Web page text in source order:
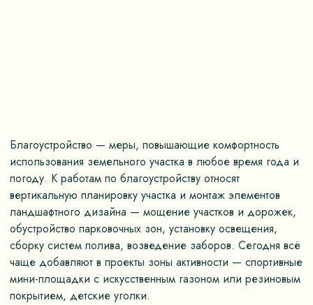
Благоустройство — меры, повышающие комфортность
использования земельного участка в любое время года и
погоду. К работам по благоустройству относят
вертикальную планировку участка и монтаж элементов
ландшафтного дизайна — мощение участков и дорожек,
обустройство парковочных зон, установку освещения,
сборку систем полива, возведение заборов. Сегодня всё
чаще добавляют в проекты зоны активности — спортивные
мини-площадки с искусственным газоном или резиновым
покрытием, детские уголки.